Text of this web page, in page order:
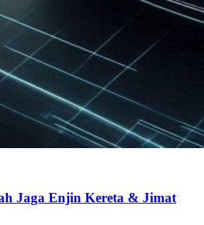
Jaga Enjin Kereta & Jimat